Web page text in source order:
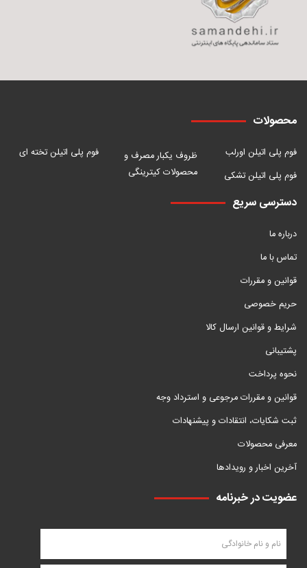
محصولات
فوم پلی اتیلن اورلب
فوم پلی اتیلن تشکی
ظروف یکبار مصرف و
محصولات کیترینگی
فوم پلی اتیلن تخته ای
دسترسی سریع
درباره ما
تماس با ما
قوانین و مقررات
حریم خصوصی
شرایط و قوانین ارسال کالا
پشتیبانی
نحوه پرداخت
قوانین و مقررات مرجوعی و استرداد وجه
ثبت شکایات، انتقادات و پیشنهادات
معرفی محصولات
آخرین اخبار و رویدادها
عضویت در خبرنامه